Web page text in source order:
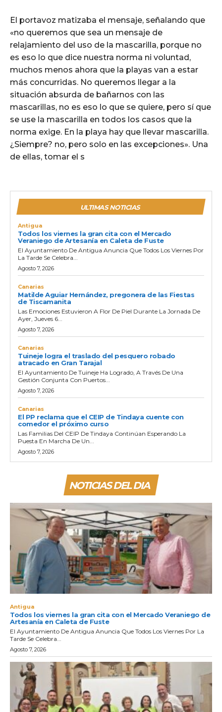
El portavoz matizaba el mensaje, señalando que
«no queremos que sea un mensaje de
relajamiento del uso de la mascarilla, porque no
es eso lo que dice nuestra norma ni voluntad,
muchos menos ahora que la playas van a estar
más concurridas. No queremos llegar a la
situación absurda de bañarnos con las
mascarillas, no es eso lo que se quiere, pero sí que
se use la mascarilla en todos los casos que la
norma exige. En la playa hay que llevar mascarilla.
¿Siempre? no, pero solo en las excepciones». Una
de ellas, tomar el s
ULTIMAS NOTICIAS
Antigua
Todos los viernes la gran cita con el Mercado
Veraniego de Artesanía en Caleta de Fuste
El Ayuntamiento De Antigua Anuncia Que Todos Los Viernes Por
La Tarde Se Celebra...
Agosto 7, 2026
Canarias
Matilde Aguiar Hernández, pregonera de las Fiestas
de Tiscamanita
Las Emociones Estuvieron A Flor De Piel Durante La Jornada De
Ayer, Jueves 6...
Agosto 7, 2026
Canarias
Tuineje logra el traslado del pesquero robado
atracado en Gran Tarajal
El Ayuntamiento De Tuineje Ha Logrado, A Través De Una
Gestión Conjunta Con Puertos...
Agosto 7, 2026
Canarias
El PP reclama que el CEIP de Tindaya cuente con
comedor el próximo curso
Las Familias Del CEIP De Tindaya Continúan Esperando La
Puesta En Marcha De Un...
Agosto 7, 2026
NOTICIAS DEL DIA
Antigua
Todos los viernes la gran cita con el Mercado Veraniego de
Artesanía en Caleta de Fuste
El Ayuntamiento De Antigua Anuncia Que Todos Los Viernes Por La
Tarde Se Celebra...
Agosto 7, 2026